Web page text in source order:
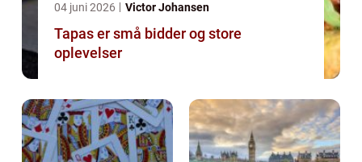
04 juni 2026 Victor Johansen
Tapas er små bidder og store
oplevelser